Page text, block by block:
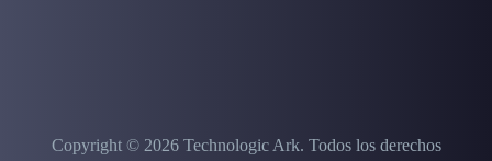
Copyright © 2026 Technologic Ark. Todos los derechos